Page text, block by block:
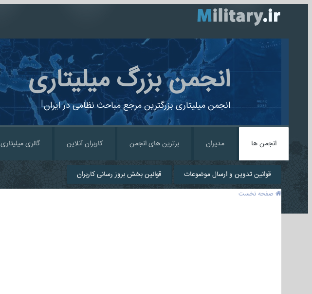
انجمن بزرگ میلیتاری
انجمن میلیتاری بزرگترین مرجع مباحث نظامی در ایران
انجمن ها مدیران برترین های انجمن کاربران آنلاین گالری میلیتاری
قوانین تدوین و ارسال موضوعات قوانین بخش بروز رسانی کاربران
صفحه نخست